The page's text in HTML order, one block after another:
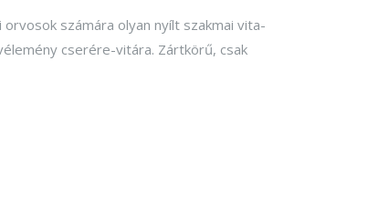
számára olyan nyílt szakmai vita-
cserére-vitára. Zártkörű, csak